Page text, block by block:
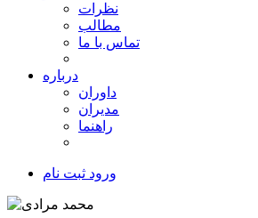
نظرات
مطالب
تماس با ما
درباره
داوران
مدیران
راهنما
ورود ثبت نام